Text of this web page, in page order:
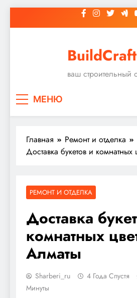
к
ваш строительный
МЕНЮ
Главная
Ремонт и отделка
Доставка букетов и комнатных
РЕМОНТ И ОТДЕЛКА
Доставка
комнатных
Алматы
Sharberi_ru 4 Года Спустя
Минуты